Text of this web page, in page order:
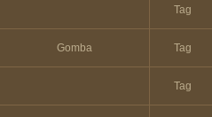
Tag
Gomba Tag
Tag